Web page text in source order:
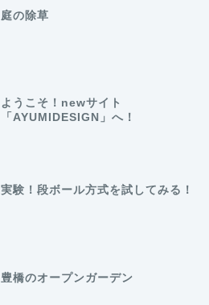
庭の除草
ようこそ！newサイト
「AYUMIDESIGN」へ！
実験！段ボール方式を試してみる！
豊橋のオープンガーデン